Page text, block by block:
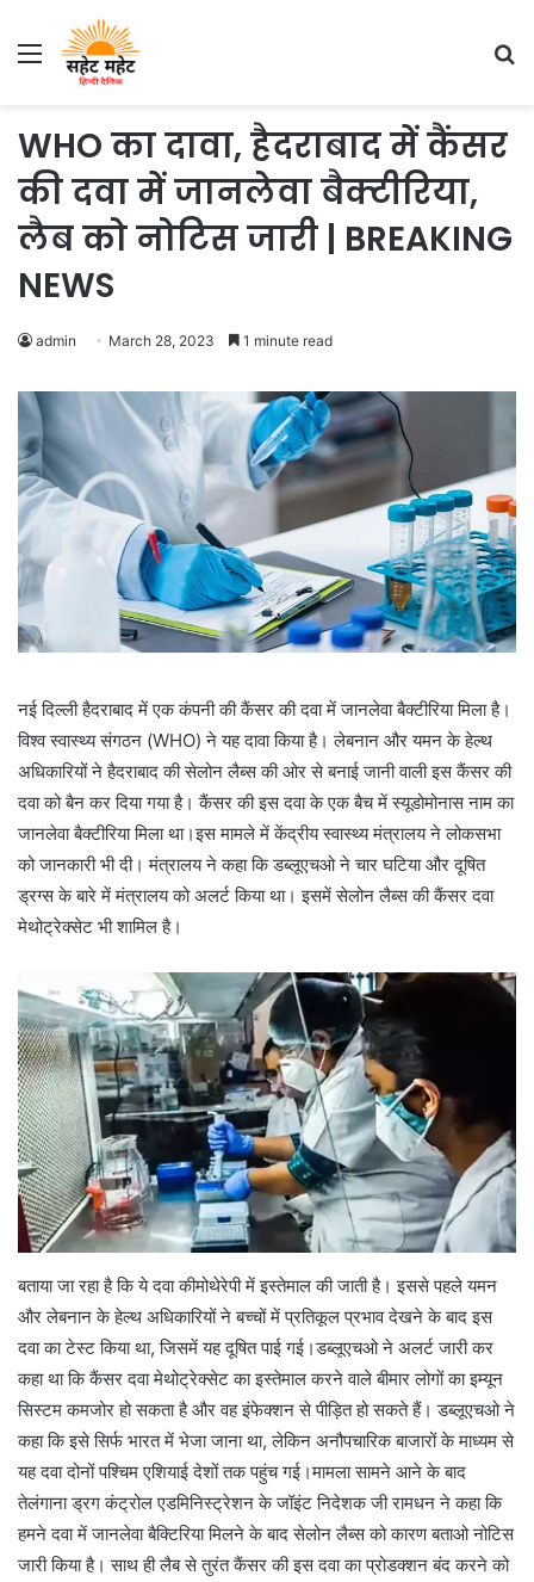
Menu
WHO का दावा, हैदराबाद में कैंसर
की दवा में जानलेवा बैक्टीरिया,
लैब को नोटिस जारी | BREAKING
NEWS
admin March 28, 2023 1 minute read
नई दिल्ली हैदराबाद में एक कंपनी की कैंसर की दवा में जानलेवा बैक्टीरिया मिला है।
विश्व स्वास्थ्य संगठन (WHO) ने यह दावा किया है। लेबनान और यमन के हेल्थ
अधिकारियों ने हैदराबाद की सेलोन लैब्स की ओर से बनाई जानी वाली इस कैंसर की
दवा को बैन कर दिया गया है। कैंसर की इस दवा के एक बैच में स्यूडोमोनास नाम का
जानलेवा बैक्टीरिया मिला था।इस मामले में केंद्रीय स्वास्थ्य मंत्रालय ने लोकसभा
को जानकारी भी दी। मंत्रालय ने कहा कि डब्लूएचओ ने चार घटिया और दूषित
ड्रग्स के बारे में मंत्रालय को अलर्ट किया था। इसमें सेलोन लैब्स की कैंसर दवा
मेथोट्रेक्सेट भी शामिल है।
बताया जा रहा है कि ये दवा कीमोथेरेपी में इस्तेमाल की जाती है। इससे पहले यमन
और लेबनान के हेल्थ अधिकारियों ने बच्चों में प्रतिकूल प्रभाव देखने के बाद इस
दवा का टेस्ट किया था, जिसमें यह दूषित पाई गई।डब्लूएचओ ने अलर्ट जारी कर
कहा था कि कैंसर दवा मेथोट्रेक्सेट का इस्तेमाल करने वाले बीमार लोगों का इम्यून
सिस्टम कमजोर हो सकता है और वह इंफेक्शन से पीड़ित हो सकते हैं। डब्लूएचओ ने
कहा कि इसे सिर्फ भारत में भेजा जाना था, लेकिन अनौपचारिक बाजारों के माध्यम से
यह दवा दोनों पश्चिम एशियाई देशों तक पहुंच गई।मामला सामने आने के बाद
तेलंगाना ड्रग कंट्रोल एडमिनिस्ट्रेशन के जॉइंट निदेशक जी रामधन ने कहा कि
हमने दवा में जानलेवा बैक्टिरिया मिलने के बाद सेलोन लैब्स को कारण बताओ नोटिस
जारी किया है। साथ ही लैब से तुरंत कैंसर की इस दवा का प्रोडक्शन बंद करने को